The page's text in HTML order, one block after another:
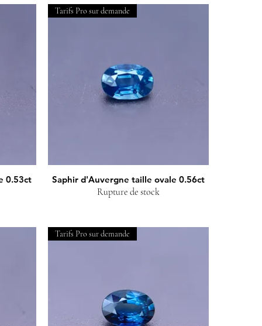
0.53ct Aperçu rapide
Tarifs Pro sur demande
Saphir d'Auvergne taille ovale 0.56ct
Rupture de stock
Tarifs Pro sur demande